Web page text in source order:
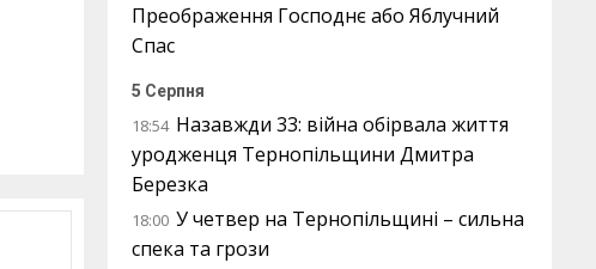
Преображення Господнє або Яблучний
Спас
5 Серпня
18:54 Назавжди 33: війна обірвала життя
уродженця Тернопільщини Дмитра
Березка
18:00 У четвер на Тернопільщині – сильна
спека та грози